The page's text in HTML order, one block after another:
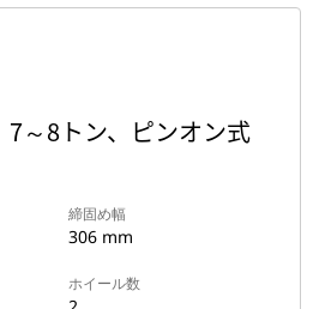
～8トン、ピンオン式
締固め幅
306 mm
ホイール数